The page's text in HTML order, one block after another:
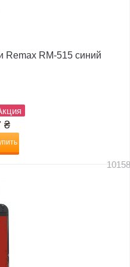
Remax RM-515 синий
₴